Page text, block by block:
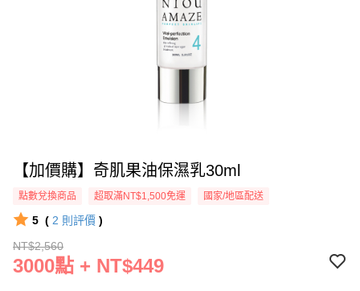
【加價購】奇肌果油保濕乳30ml
點數兌換商品 超取滿NT$1,500免運 國家/地區配送
5 ( 2 則評價 )
NT$2,560
3000點 + NT$449